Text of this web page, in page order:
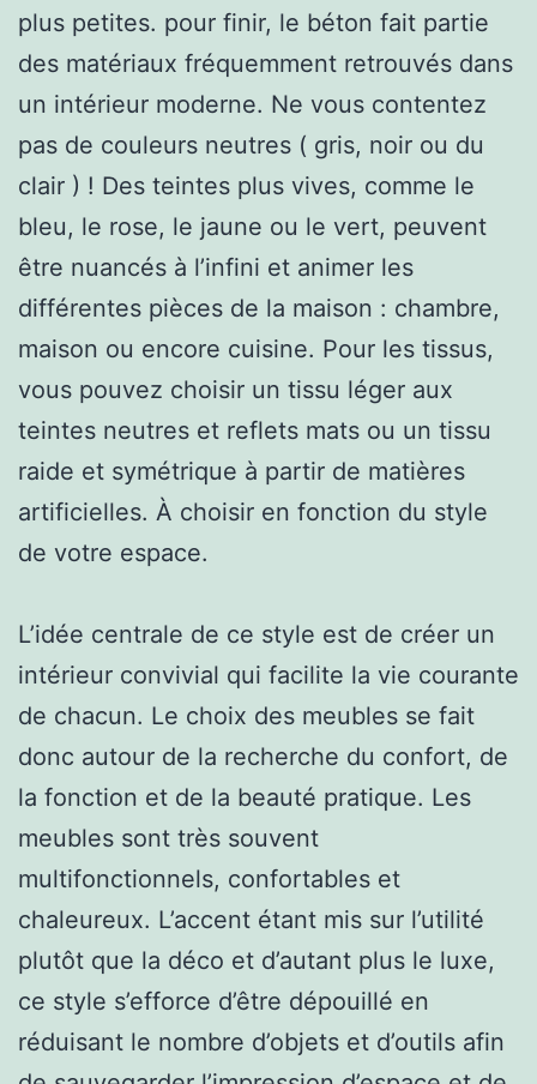
plus petites. pour finir, le béton fait partie
des matériaux fréquemment retrouvés dans
un intérieur moderne. Ne vous contentez
pas de couleurs neutres ( gris, noir ou du
clair ) ! Des teintes plus vives, comme le
bleu, le rose, le jaune ou le vert, peuvent
être nuancés à l’infini et animer les
différentes pièces de la maison : chambre,
maison ou encore cuisine. Pour les tissus,
vous pouvez choisir un tissu léger aux
teintes neutres et reflets mats ou un tissu
raide et symétrique à partir de matières
artificielles. À choisir en fonction du style
de votre espace.
L’idée centrale de ce style est de créer un
intérieur convivial qui facilite la vie courante
de chacun. Le choix des meubles se fait
donc autour de la recherche du confort, de
la fonction et de la beauté pratique. Les
meubles sont très souvent
multifonctionnels, confortables et
chaleureux. L’accent étant mis sur l’utilité
plutôt que la déco et d’autant plus le luxe,
ce style s’efforce d’être dépouillé en
réduisant le nombre d’objets et d’outils afin